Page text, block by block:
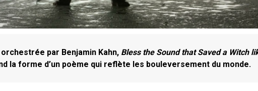
par Benjamin Kahn, Bless the Sound that Saved a Witch
la forme d’un poème qui reflète les bouleversement du monde.